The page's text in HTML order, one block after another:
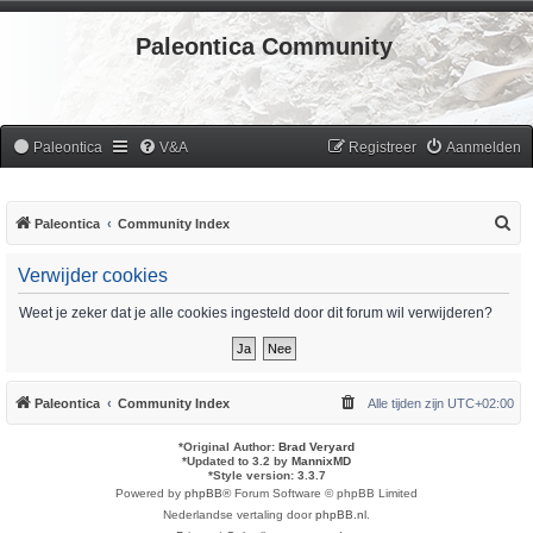
Paleontica Community
Paleontica V&A Aanmelden
Registreer
Paleontica Community Index
Verwijder cookies
Weet je zeker dat je alle cookies ingesteld door dit forum wil verwijderen?
Paleontica Community Index Alle tijden zijn UTC+02:00
*Original Author: Brad Veryard
*Updated to 3.2 by MannixMD
*Style version: 3.3.7
Powered by phpBB® Forum Software © phpBB Limited
Nederlandse vertaling doorphpBB.nl